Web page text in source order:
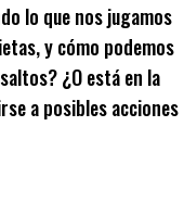
lo que nos jugamos
y cómo podemos
¿O está en la
a posibles acciones